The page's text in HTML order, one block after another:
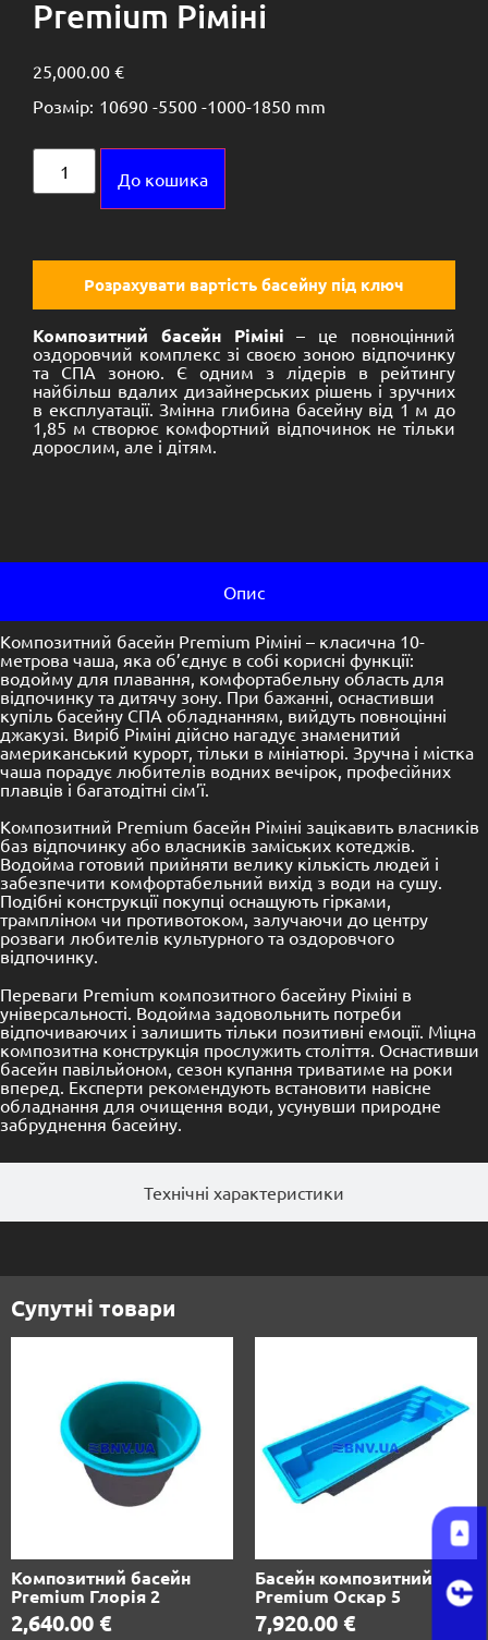
Premium Ріміні
25,000.00 €
Розмір: 10690 -5500 -1000-1850 mm
До кошика
Розрахувати вартість басейну під ключ
Композитний басейн Ріміні– це повноцінний
оздоровчий комплекс зі своєю зоною відпочинку
та СПА зоною. Є одним з лідерів в рейтингу
найбільш вдалих дизайнерських рішень і зручних
в експлуатації. Змінна глибина басейну від 1 м до
1,85 м створює комфортний відпочинок не тільки
дорослим, але і дітям.
Опис
Технічні характеристики
Композитний басейн Premium Ріміні – класична 10-
метрова чаша, яка об’єднує в собі корисні функції:
водойму для плавання, комфортабельну область для
відпочинку та дитячу зону. При бажанні, оснастивши
купіль басейну СПА обладнанням, вийдуть повноцінні
джакузі. Виріб Ріміні дійсно нагадує знаменитий
американський курорт, тільки в мініатюрі. Зручна і містка
чаша порадує любителів водних вечірок, професійних
плавців і багатодітні сім’ї.
Композитний Premium басейн Ріміні зацікавить власників
баз відпочинку або власників заміських котеджів.
Водойма готовий прийняти велику кількість людей і
забезпечити комфортабельний вихід з води на сушу.
Подібні конструкції покупці оснащують гірками,
трампліном чи противотоком, залучаючи до центру
розваги любителів культурного та оздоровчого
відпочинку.
Переваги Premium композитного басейну Ріміні в
універсальності. Водойма задовольнить потреби
відпочиваючих і залишить тільки позитивні емоції. Міцна
композитна конструкція прослужить століття. Оснастивши
басейн павільйоном, сезон купання триватиме на роки
вперед. Експерти рекомендують встановити навісне
обладнання для очищення води, усунувши природне
забруднення басейну.
Супутні товари
Композитний басейн
Premium Глорія 2
2,640.00 €
Басейн композитний
Premium Оскар 5
7,920.00 €